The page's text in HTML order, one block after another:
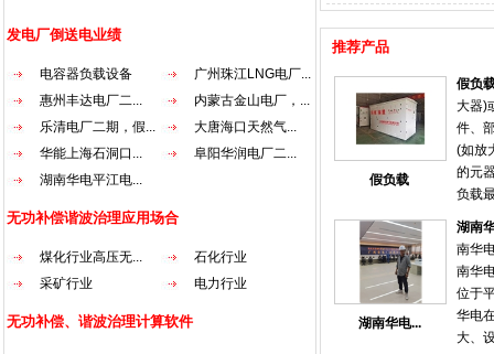
发电厂倒送电业绩
电容器负载设备
广州珠江LNG电厂...
惠州丰达电厂二...
内蒙古金山电厂，...
乐清电厂二期，假...
大唐海口天然气...
华能上海石洞口...
阜阳华润电厂二...
湖南华电平江电...
无功补偿谐波治理应用场合
煤化行业高压无...
石化行业
采矿行业
电力行业
无功补偿、谐波治理计算软件
推荐产品
假负载
假负
大器)
件、
(如放
的元
负载
抗匹
时使
电阻
发射
要匹
湖南华电...
湖南
南华
南华
位于
华电
大、